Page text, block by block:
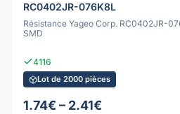
RC0402JR-076K8L
Résistance Yageo Corp. RC0402JR-
SMD
4116
Lot de 2000 pièces
1.74€ – 2.41€